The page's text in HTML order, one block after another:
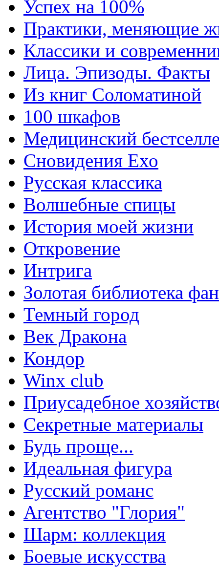
Успех на 100%
Практики, меняющие
Классики и
Лица. Эпизоды. Факты
Из книг Соломатиной
100 шкафов
Медицинский
Сновидения Ехо
Русская классика
Волшебные спицы
История моей жизни
Откровение
Интрига
Золотая библиотека
Темный город
Век Дракона
Кондор
Winx club
Приусадебное
Секретные материалы
Будь проще...
Идеальная фигура
Русский романс
Агентство "Глория"
Шарм: коллекция
Боевые искусства